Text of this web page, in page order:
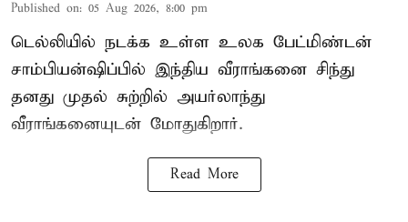
Published on: 05 Aug 2026, 8:00 pm
டெல்லியில் நடக்க உள்ள உலக பேட்மிண்டன்
சாம்பியன்ஷிப்பில் இந்திய வீராங்கனை சிந்து
தனது முதல் சுற்றில் அயர்லாந்து
வீராங்கனையுடன் மோதுகிறார்.
Read More